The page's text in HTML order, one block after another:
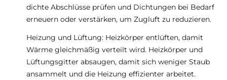
dichte Abschlüsse prüfen und Dichtungen bei Bedarf
erneuern oder verstärken, um Zugluft zu reduzieren.
Heizung und Lüftung: Heizkörper entlüften, damit
Wärme gleichmäßig verteilt wird. Heizkörper und
Lüftungsgitter absaugen, damit sich weniger Staub
ansammelt und die Heizung effizienter arbeitet.